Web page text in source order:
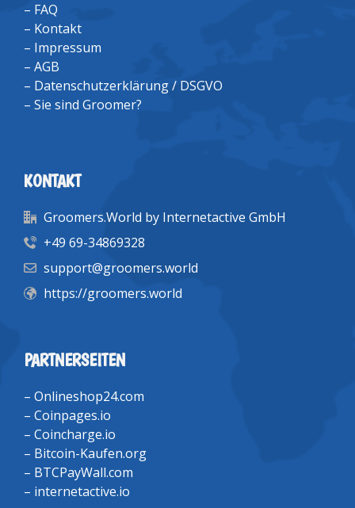
– FAQ
– Kontakt
– Impressum
– AGB
– Datenschutzerklärung / DSGVO
– Sie sind Groomer?
KONTAKT
Groomers.World by Internetactive GmbH
+49 69-34869328
support@groomers.world
https://groomers.world
PARTNERSEITEN
– Onlineshop24.com
– Coinpages.io
– Coincharge.io
– Bitcoin-Kaufen.org
– BTCPayWall.com
– internetactive.io